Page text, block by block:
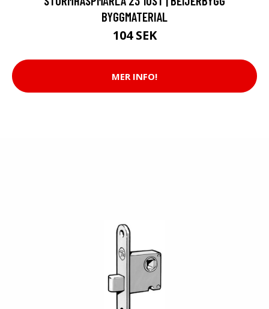
BYGGMATERIAL
104 SEK
MER INFO!